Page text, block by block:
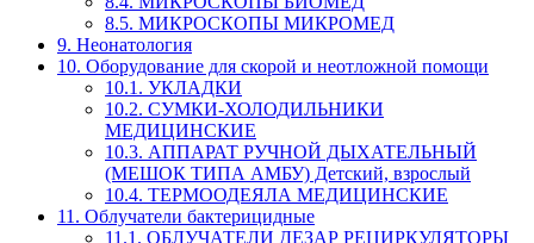
8.5. МИКРОСКОПЫ МИКРОМЕД
9. Неонатология
10. Оборудование для скорой и неотложной помощи
10.1. УКЛАДКИ
10.2. СУМКИ-ХОЛОДИЛЬНИКИ
МЕДИЦИНСКИЕ
10.3. АППАРАТ РУЧНОЙ ДЫХАТЕЛЬНЫЙ
(МЕШОК ТИПА АМБУ) Детский, взрослый
10.4. ТЕРМООДЕЯЛА МЕДИЦИНСКИЕ
11. Облучатели бактерицидные
11.1. ОБЛУЧАТЕЛИ ДЕЗАР РЕЦИРКУЛЯТОРЫ